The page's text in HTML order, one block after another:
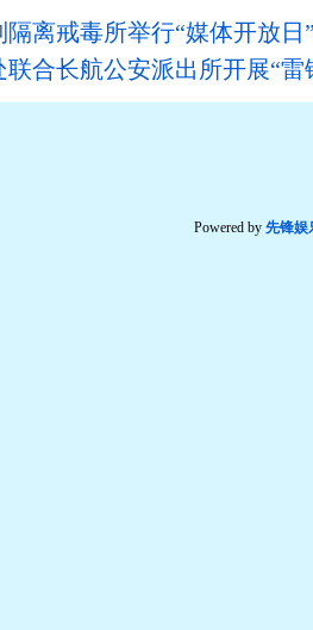
隔离戒毒所举行“媒体开放日
联合长航公安派出所开展“雷
Powered by 先锋娱